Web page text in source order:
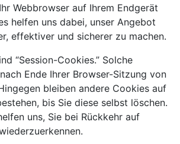
Webbrowser auf Ihrem Endgerät
helfen uns dabei, unser Angebot
effektiver und sicherer zu machen.
“Session-Cookies.” Solche
Ende Ihrer Browser-Sitzung von
bleiben andere Cookies auf
bis Sie diese selbst löschen.
uns, Sie bei Rückkehr auf